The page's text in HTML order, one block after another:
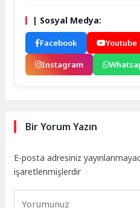
| Sosyal Medya:
Facebook Youtube
Instagram
Bir Yorum Yazın
E-posta adresiniz
işaretlenmişlerdir